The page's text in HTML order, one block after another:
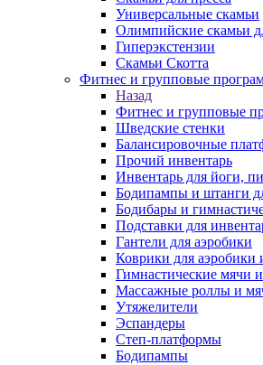
Универсальные скамьи
Олимпийские скамьи
Гиперэкстензии
Скамьи Скотта
Фитнес и групповые
Назад
Фитнес и групповые
Шведские стенки
Балансировочные
Прочий инвентарь
Инвентарь для йоги,
Бодипампы и штанги
Бодибары и
Подставки для
Гантели для аэробики
Коврики для аэробики
Гимнастические мячи
Массажные роллы и
Утяжелители
Эспандеры
Степ-платформы
Бодипампы